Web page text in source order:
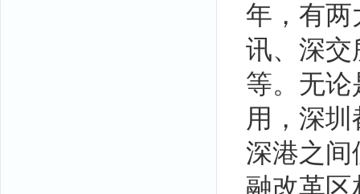
年，有两
讯、深交
等。无
用，深
深港之间
融改革